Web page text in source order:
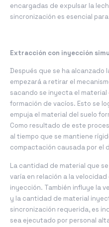
encargadas de expulsar la
sincronización es esencial
Extracción con inyección
Después que se ha alcanzado
empezará a retirar el
sacando se inyecta el
formación de vacíos. Esto se
empuja el material del suelo
Como resultado de este
al tiempo que se mantiene
compactación causada por el
La cantidad de material que
varía en relación a la
inyección. También influye la
y la cantidad de material
sincronización requerida, es
sea ejecutado por personal